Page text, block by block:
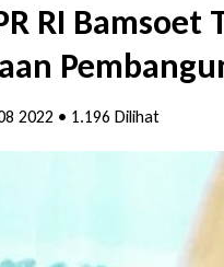
Tinggi Surabaya Perkenalkan
RI Bamsoet
2022 • 1.196 Dilihat